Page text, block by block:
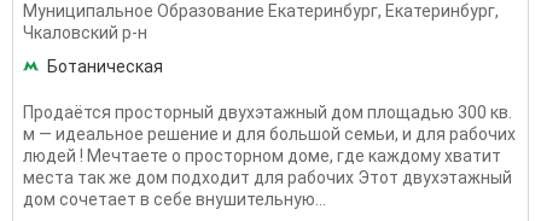
Муниципальное Образование Екатеринбург, Екатеринбург,
Чкаловский р-н
Ботаническая
Продаётся просторный двухэтажный дом площадью 300 кв.
м — идеальное решение и для большой семьи, и для рабочих
людей ! Мечтаете о просторном доме, где каждому хватит
места так же дом подходит для рабочих Этот двухэтажный
дом сочетает в себе внушительную...